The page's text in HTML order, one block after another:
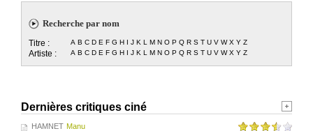
Recherche par nom
Titre : A B C D E F G H I J K L M N O P Q R S T U V W X Y Z
Artiste : A B C D E F G H I J K L M N O P Q R S T U V W X Y Z
Dernières critiques ciné
HAMNET Manu